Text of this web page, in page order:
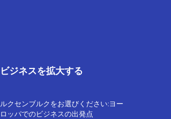
ビジネスを拡大する
ルクセンブルクをお選びください:ヨー
ロッパでのビジネスの出発点